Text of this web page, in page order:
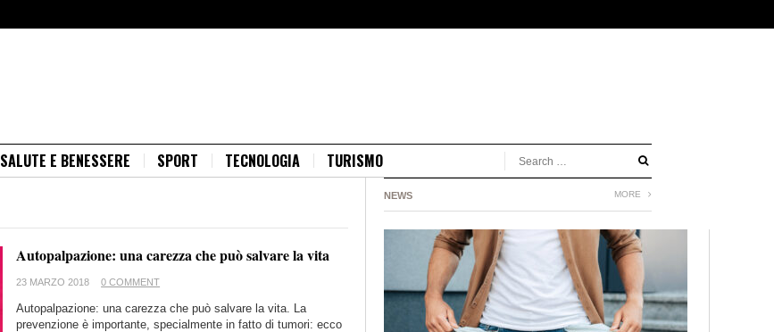
SALUTE E BENESSERE SPORT TECNOLOGIA TURISMO
Autopalpazione: una carezza che può salvare la vita
23 MARZO 2018 0 COMMENT
Autopalpazione: una carezza che può salvare la vita. La
prevenzione è importante, specialmente in fatto di tumori: ecco
NEWS MORE